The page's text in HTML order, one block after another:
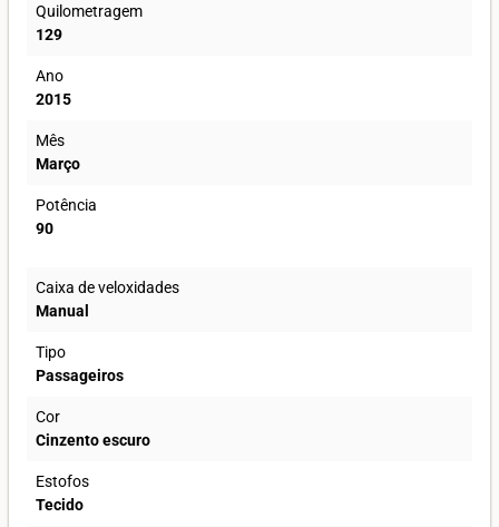
Quilometragem
129
Ano
2015
Mês
Março
Potência
90
Caixa de veloxidades
Manual
Tipo
Passageiros
Cor
Cinzento escuro
Estofos
Tecido